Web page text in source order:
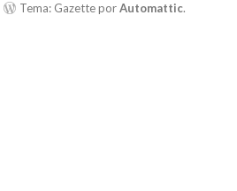
Tema: Gazette porAutomattic.